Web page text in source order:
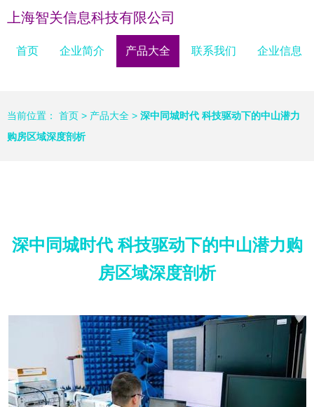
上海智关信息科技有限公司
首页 企业简介 产品大全 联系我们 企业信息
当前位置： 首页 > 产品大全 > 深中同城时代 科技驱动下的中山潜力
购房区域深度剖析
深中同城时代 科技驱动下的中山潜力购
房区域深度剖析